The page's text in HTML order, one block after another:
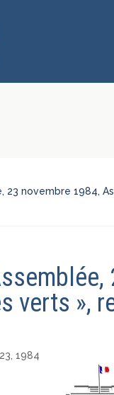
23 novembre 1984,
verts »,
1984